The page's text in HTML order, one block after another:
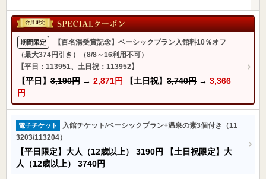
期間限定
【百名湯受賞記念】ベーシックプラン入館料10％オフ
（最大374円引き）（8/8～16利用不可）
【平日：113951、土日祝：113952】
【平日】 3,190円 → 2,871円 【土日祝】 3,740円 → 3,366
円
電子チケット
入館チケット/ベーシックプラン+温泉の素3個付き（11
3203/113204）
【平日限定】大人（12歳以上） 3190円
【土日祝限定】大
人（12歳以上） 3740円